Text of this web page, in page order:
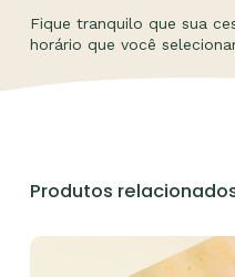
Fique tranquilo que sua
horário que você
Produtos